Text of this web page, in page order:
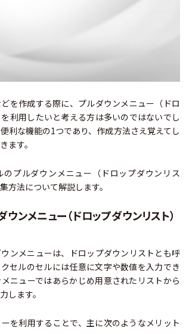
を作成する際に、プルダウンメニュー（ドロ
利用したいと考える方は多いのではないでし
利な機能の1つであり、作成方法さえ覚えてし
ます。
プルダウンメニュー（ドロップダウンリス
方法について解説します。
ンメニュー（ドロップダウンリスト）
ンメニューは、ドロップダウンリストとも呼
セルのセルには任意に文字や数値を入力でき
ニューではあらかじめ用意されたリストから
します。
を利用することで、主に次のようなメリット